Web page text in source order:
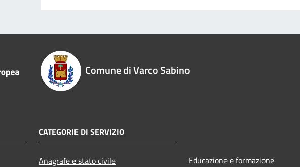
Comune di Varco Sabino
CATEGORIE DI SERVIZIO
Anagrafe e stato civile
Educazione e formazione